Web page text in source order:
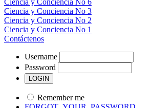
Ciencia y Conciencia No 6
Ciencia y Conciencia No 3
Ciencia y Conciencia No 2
Ciencia y Conciencia No 1
Contáctenos
Username
Password
Remember me